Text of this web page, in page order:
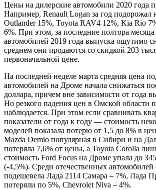
Цены на дилерские автомобили 2020 года
Например, Renault Logan за год подорожал
Outlander 15%, Toyota RAV4 12%, Kia Rio
6%. При этом, за последние полтора месяца
автомобилей 2019 года выпуска ощутимо
среднем они продаются со скидкой 203
первоначальной цене.
На последней неделе марта средняя цена
автомобилей на Дроме начала снижаться
доллара, причем вне зависимости от года
Но резкого падения цен в Омской области
наблюдается. При этом если сравнивать
показатели от года к году — стоимость
моделей показала потерю от 1,5 до 8% в
Mazda Demio популярная в Сибири и на
потеряла 7,6% от цены, а Toyota Corolla
стоимость Ford Focus на Дроме упала до
(-4,5%). Среди отечественных автомобилей
подешевела Лада 2114 Самара – 7%, Лада
потеряли по 5%, Chevrolet Niva – 4%.